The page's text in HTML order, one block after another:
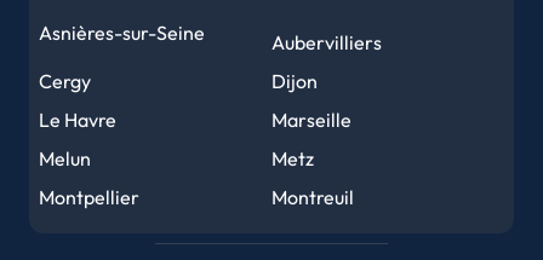
Grenoble
Asnières-sur-Seine
Aubervilliers
Cergy
Dijon
Le Havre
Marseille
Melun
Metz
Montpellier
Montreuil